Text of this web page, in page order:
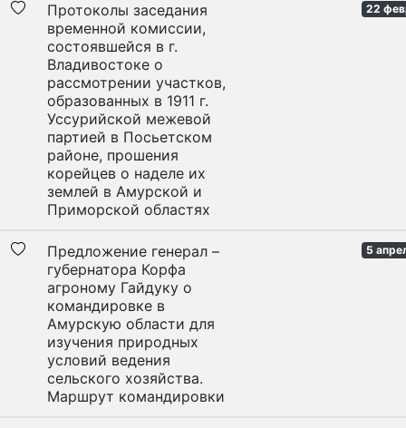
Протоколы заседания
временной комиссии,
состоявшейся в г.
Владивостоке о
рассмотрении участков,
образованных в 1911 г.
Уссурийской межевой
партией в Посьетском
районе, прошения
корейцев о наделе их
землей в Амурской и
Приморской областях
22
Предложение генерал –
губернатора Корфа
агроному Гайдуку о
командировке в
Амурскую области для
изучения природных
условий ведения
сельского хозяйства.
Маршрут командировки
5